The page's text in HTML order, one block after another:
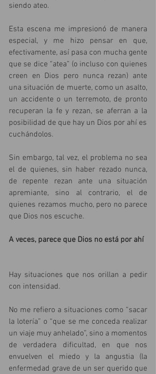
siendo ateo.
Esta escena me impresionó de manera
especial, y me hizo pensar en que,
efectivamente, así pasa con mucha gente
que se dice “atea” (o incluso con quienes
creen en Dios pero nunca rezan) ante
una situación de muerte, como un asalto,
un accidente o un terremoto, de pronto
recuperan la fe y rezan, se aferran a la
posibilidad de que hay un Dios por ahí es
cuchándolos.
Sin embargo, tal vez, el problema no sea
el de quienes, sin haber rezado nunca,
de repente rezan ante una situación
apremiante, sino al contrario, el de
quienes rezamos mucho, pero no parece
que Dios nos escuche.
A veces, parece que Dios no está por ahí
Hay situaciones que nos orillan a pedir
con intensidad.
No me refiero a situaciones como “sacar
la lotería” o “que se me conceda realizar
un viaje muy anhelado”, sino a momentos
de verdadera dificultad, en que nos
envuelven el miedo y la angustia (la
enfermedad grave de un ser querido que